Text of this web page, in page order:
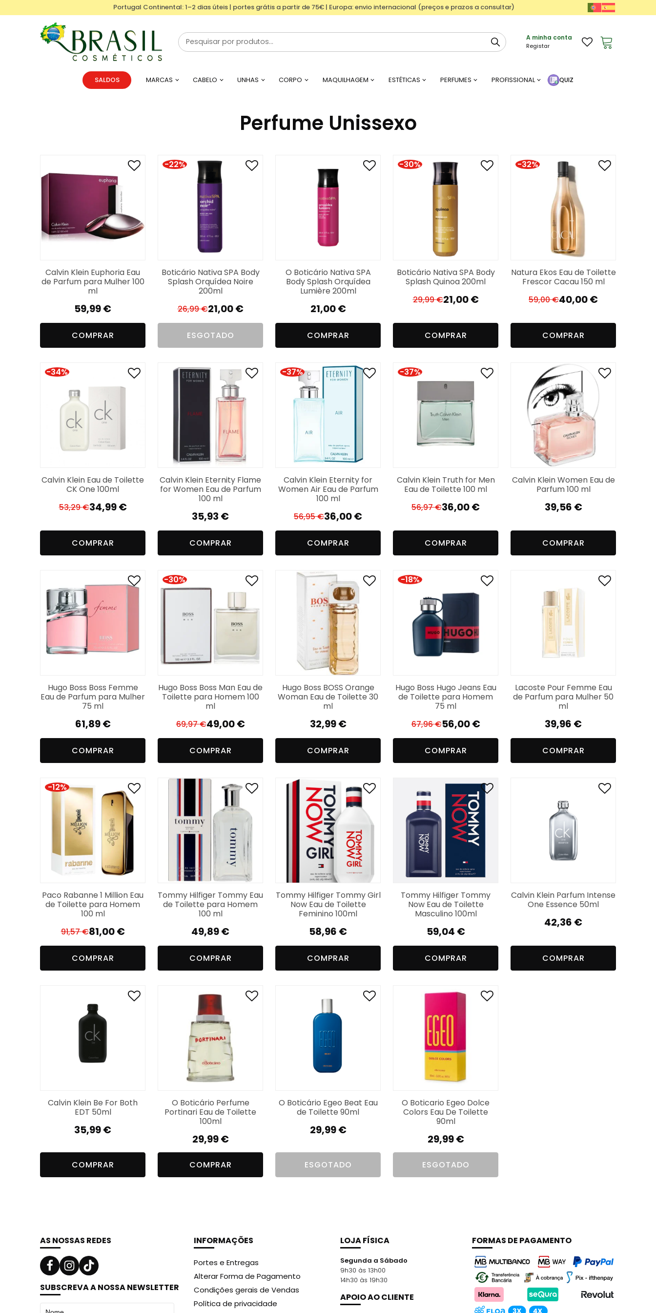
Portugal Continental: 1–2 dias úteis | portes grátis a partir de 75€ | Europa: envio internacional (preços e prazos a consultar)
A minha conta
Registar
SALDOS MARCAS CABELO UNHAS CORPO MAQUILHAGEM ESTÉTICAS PERFUMES PROFISSIONAL QUIZ
Perfume Unissexo
Calvin Klein Euphoria Eau
de Parfum para Mulher 100
ml
59,99€
COMPRAR
-22%
Boticário Nativa SPA Body
Splash Orquídea Noire
200ml
26,99€O
preço
original
era:
21,00€
O
preço
atual
é:
ESGOTADO
O Boticário Nativa SPA
Body Splash Orquídea
Lumière 200ml
21,00€
COMPRAR
-30%
Boticário Nativa SPA Body
Splash Quinoa 200ml
29,99€O
era:
21,00€
O
é:
COMPRAR
-32%
Natura Ekos Eau de Toilette
Frescor Cacau 150 ml
59,00€ O
era:
40,00€
O
é:
COMPRAR
-34%
Calvin Klein Eau de Toilette
CK One 100ml
53,29€ O
era:
34,99€
O
é:
COMPRAR
Calvin Klein Eternity Flame
for Women Eau de Parfum
100 ml
35,93 €
COMPRAR
-37%
Calvin Klein Eternity for
Women Air Eau de Parfum
100 ml
56,95€ O
preço
original
era:
36,00€
O
preço
atual
é:
COMPRAR
-37%
Calvin Klein Truth for Men
Eau de Toilette 100 ml
56,97€ O
era:
36,00€
O
é:
COMPRAR
Calvin Klein Women Eau de
Parfum 100 ml
39,56 €
COMPRAR
Hugo Boss Boss Femme
Eau de Parfum para Mulher
75 ml
61,89€
COMPRAR
-30%
Hugo Boss Boss Man Eau de
Toilette para Homem 100
ml
69,97€ O
preço
original
era:
69,97 €.
49,00€
O
preço
atual
é:
49,00 €.
COMPRAR
Hugo Boss BOSS Orange
Woman Eau de Toilette 30
ml
32,99€
COMPRAR
-18%
Hugo Boss Hugo Jeans Eau
de Toilette para Homem
75 ml
67,96€ O
preço
original
era:
56,00€
O
preço
atual
é:
COMPRAR
Lacoste Pour Femme Eau
de Parfum para Mulher 50
ml
39,96 €
COMPRAR
-12%
Paco Rabanne 1 Million Eau
de Toilette para Homem
100 ml
91,57€ O
preço
original
era:
81,00€
O
preço
atual
é:
COMPRAR
Tommy Hilfiger Tommy Eau
de Toilette para Homem
100 ml
49,89€
COMPRAR
Tommy Hilfiger Tommy Girl
Now Eau de Toilette
Feminino 100ml
58,96 €
COMPRAR
Tommy Hilfiger Tommy
Now Eau de Toilette
Masculino 100ml
59,04 €
COMPRAR
Calvin Klein Parfum Intense
One Essence 50ml
42,36 €
COMPRAR
Calvin Klein Be For Both
EDT 50ml
35,99€
COMPRAR
O Boticário Perfume
Portinari Eau de Toilette
100ml
29,99€
COMPRAR
O Boticário Egeo Beat Eau
de Toilette 90ml
29,99€
ESGOTADO
O Boticario Egeo Dolce
Colors Eau De Toilette
90ml
29,99€
ESGOTADO
AS NOSSAS REDES
SUBSCREVA A NOSSA NEWSLETTER
INFORMAÇÕES
Portes e Entregas
Alterar Forma de Pagamento
Condições gerais de Vendas
Política de privacidade
LOJA FÍSICA
Segunda a Sábado
9h30 às 13h00
14h30 às 19h30
APOIO AO CLIENTE
FORMAS DE PAGAMENTO